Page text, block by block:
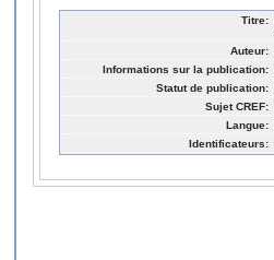
Titre:
Auteur:
Informations sur la publication:
Statut de publication:
Sujet CREF:
Langue:
Identificateurs: